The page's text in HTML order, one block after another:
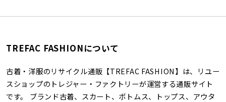
TREFAC FASHIONについて
古着・洋服のリサイクル通販【TREFAC FASHION】は、リユー
スショップのトレジャー・ファクトリーが運営する通販サイト
です。 ブランド古着、スカート、ボトムス、トップス、アウタ